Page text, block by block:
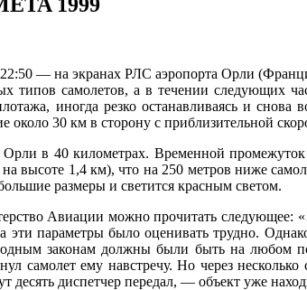
— на экранах РЛС аэропорта Орли
типов самолетов, а в течении следующих
иногда резко останавливаясь и снова
около 30 км в сторону с приблизительной
в 40 километрах. Временной промежуток
высоте 1,4 км), что на 250 метров ниже
размеры и светится красным светом.
Авиации можно прочитать
эти параметры было оценивать трудно.
законам должны были быть на любом
самолет ему навстречу. Но через
десять диспетчер передал, — объект уже